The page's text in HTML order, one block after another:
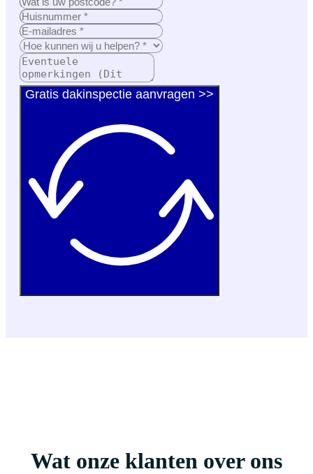
Gratis dakinspectie aanvragen >>
Wat onze klanten over ons